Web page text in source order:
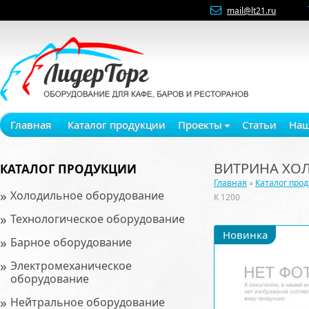
mail@lt21.ru
Главная Каталог продукции Проекты Статьи
КАТАЛОГ ПРОДУКЦИИ
» Холодильное оборудование
» Технологическое оборудование
» Барное оборудование
» Электромеханическое
оборудование
» Нейтральное оборудование
ВИТРИНА
Главная » Каталог
К 1200
Новинка